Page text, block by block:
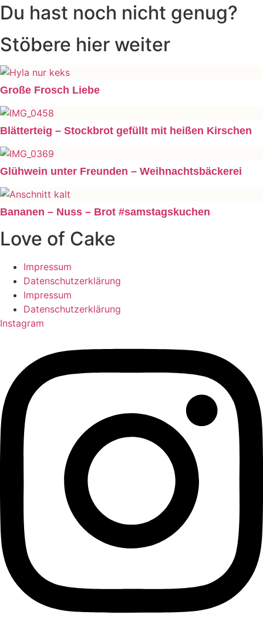
Du hast noch nicht genug?
Stöbere hier weiter
Große Frosch Liebe
Blätterteig – Stockbrot gefüllt mit heißen Kirschen
Glühwein unter Freunden – Weihnachtsbäckerei
Bananen – Nuss – Brot #samstagskuchen
Love of Cake
Impressum
Datenschutzerklärung
Impressum
Datenschutzerklärung
Instagram